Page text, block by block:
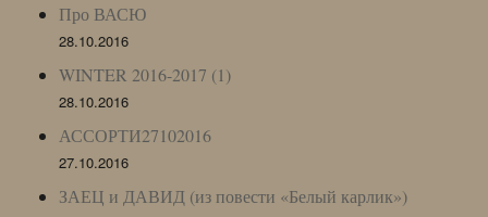
Про ВАСЮ
28.10.2016
WINTER 2016-2017 (1)
28.10.2016
АССОРТИ27102016
27.10.2016
ЗАЕЦ и ДАВИД (из повести «Белый карлик»)